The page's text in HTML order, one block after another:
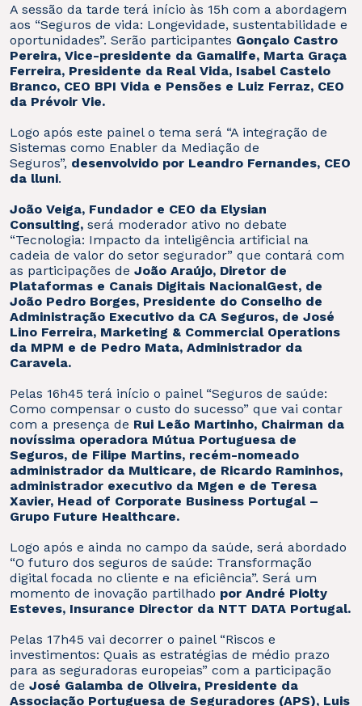
A sessão da tarde terá início às 15h com a abordagem
aos “Seguros de vida: Longevidade, sustentabilidade e
oportunidades”. Serão participantes Gonçalo Castro
Pereira, Vice-presidente da Gamalife, Marta Graça
Ferreira, Presidente da Real Vida, Isabel Castelo
Branco, CEO BPI Vida e Pensões e Luiz Ferraz, CEO
da Prévoir Vie.
Logo após este painel o tema será “A integração de
Sistemas como Enabler da Mediação de
Seguros”, desenvolvido por Leandro Fernandes, CEO
da lluni.
João Veiga, Fundador e CEO da Elysian
Consulting,será moderador ativo no debate
“Tecnologia: Impacto da inteligência artificial na
cadeia de valor do setor segurador” que contará com
as participações de João Araújo, Diretor de
Plataformas e Canais Digitais NacionalGest, de
João Pedro Borges, Presidente do Conselho de
Administração Executivo da CA Seguros, de José
Lino Ferreira, Marketing & Commercial Operations
da MPM e de Pedro Mata, Administrador da
Caravela.
Pelas 16h45 terá início o painel “Seguros de saúde:
Como compensar o custo do sucesso” que vai contar
com a presença de Rui Leão Martinho, Chairman da
novíssima operadora Mútua Portuguesa de
Seguros, de Filipe Martins, recém-nomeado
administrador da Multicare, de Ricardo Raminhos,
administrador executivo da Mgen e de Teresa
Xavier, Head of Corporate Business Portugal –
Grupo Future Healthcare.
Logo após e ainda no campo da saúde, será abordado
“O futuro dos seguros de saúde: Transformação
digital focada no cliente e na eficiência”. Será um
momento de inovação partilhado por André Piolty
Esteves, Insurance Director da NTT DATA Portugal.
Pelas 17h45 vai decorrer o painel “Riscos e
investimentos: Quais as estratégias de médio prazo
para as seguradoras europeias” com a participação
de José Galamba de Oliveira, Presidente da
Associação Portuguesa de Seguradores (APS), Luis